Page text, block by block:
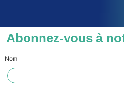
Abonnez-vous à
Nom